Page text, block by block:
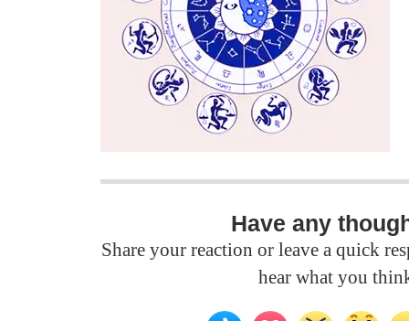
Have any
Share your reaction or leave a quick
hear what you